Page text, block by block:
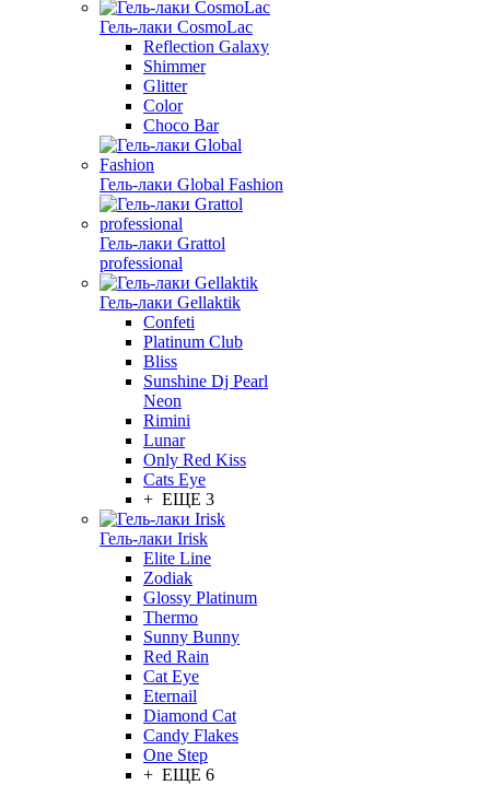
Гель-лаки CosmoLac
Reflection Galaxy
Shimmer
Glitter
Color
Choco Bar
Гель-лаки Global Fashion
Гель-лаки Grattol
professional
Гель-лаки Gellaktik
Confeti
Platinum Club
Bliss
Sunshine Dj Pearl
Neon
Rimini
Lunar
Only Red Kiss
Cats Eye
+ ЕЩЕ 3
Гель-лаки Irisk
Elite Line
Zodiak
Glossy Platinum
Thermo
Sunny Bunny
Red Rain
Cat Eye
Eternail
Diamond Cat
Candy Flakes
One Step
+ ЕЩЕ 6